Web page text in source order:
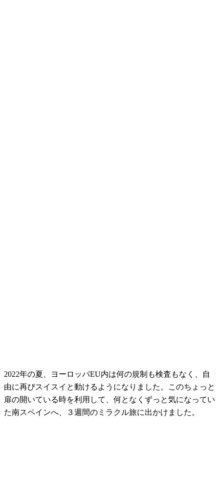
2022年の夏、ヨーロッパEU内は何の規制も検査もなく、自
由に再びスイスイと動けるようになりました。このちょっと
扉の開いている時を利用して、何となくずっと気になってい
た南スペインへ、３週間のミラクル旅に出かけました。